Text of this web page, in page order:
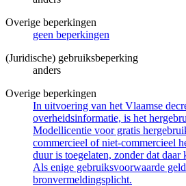
Overige beperkingen
geen beperkingen
(Juridische) gebruiksbeperking
anders
Overige beperkingen
In uitvoering van het Vlaamse
overheidsinformatie, is het
Modellicentie voor gratis
commercieel of niet-commercieel
duur is toegelaten, zonder dat daar
Als enige gebruiksvoorwaarde
bronvermeldingsplicht.